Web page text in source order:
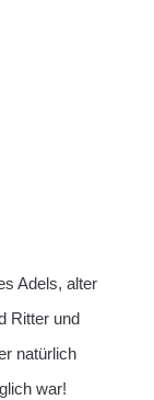
Adels, alter
Ritter und
natürlich
war!